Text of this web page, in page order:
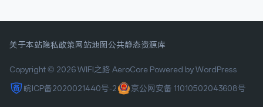
关于本站隐私政策网站地图 公共静态资源库
Copyright © 2026 WIFI之路 AeroCore Powered by WordPress
皖ICP备2020021440号-2
京公网安备 11010502043608号